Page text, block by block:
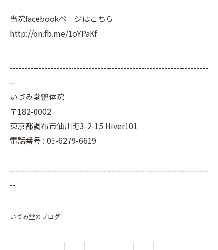
当院facebookページはこちら
http://on.fb.me/1oYPaKf
--------------------------------------------------------------------
--
いづみ堂整体院
〒182-0002
東京都調布市仙川町3-2-15 Hiver101
電話番号 : 03-6279-6619
--------------------------------------------------------------------
--
いづみ堂のブログ